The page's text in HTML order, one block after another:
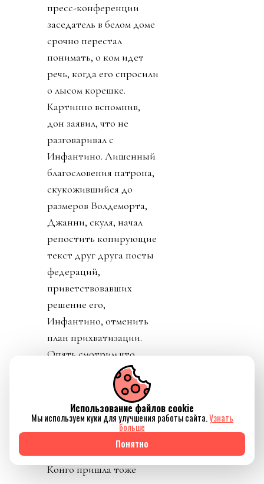
пресс-конференции
заседатель в белом доме
срочно перестал
понимать, о ком идет
речь, когда его спросили
о лысом корешке.
Картинно вспомнив,
дон заявил, что не
разговаривал с
Инфантино. Лишенный
благословения патрона,
скукожившийся до
размеров Волдеморта,
Джанни, скуля, начал
репостить копирующие
текст друг друга посты
федераций,
приветствовавших
решение его,
Инфантино, отменить
план прихватизации.
Опять смотрим что
такое «газлайтинг», а
равно и рассматриваем
подборку стран: Катар,
ОАЭ, Бутан, Шри
Ланка, Марокко.
Федерация футбола
Конго пришла тоже
Использование файлов cookie
Мы используем куки для улучшения работы сайта.Узнать
больше
Понятно